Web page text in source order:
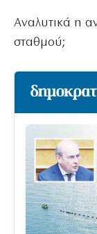
Αναλυτικά η
σταθμού;